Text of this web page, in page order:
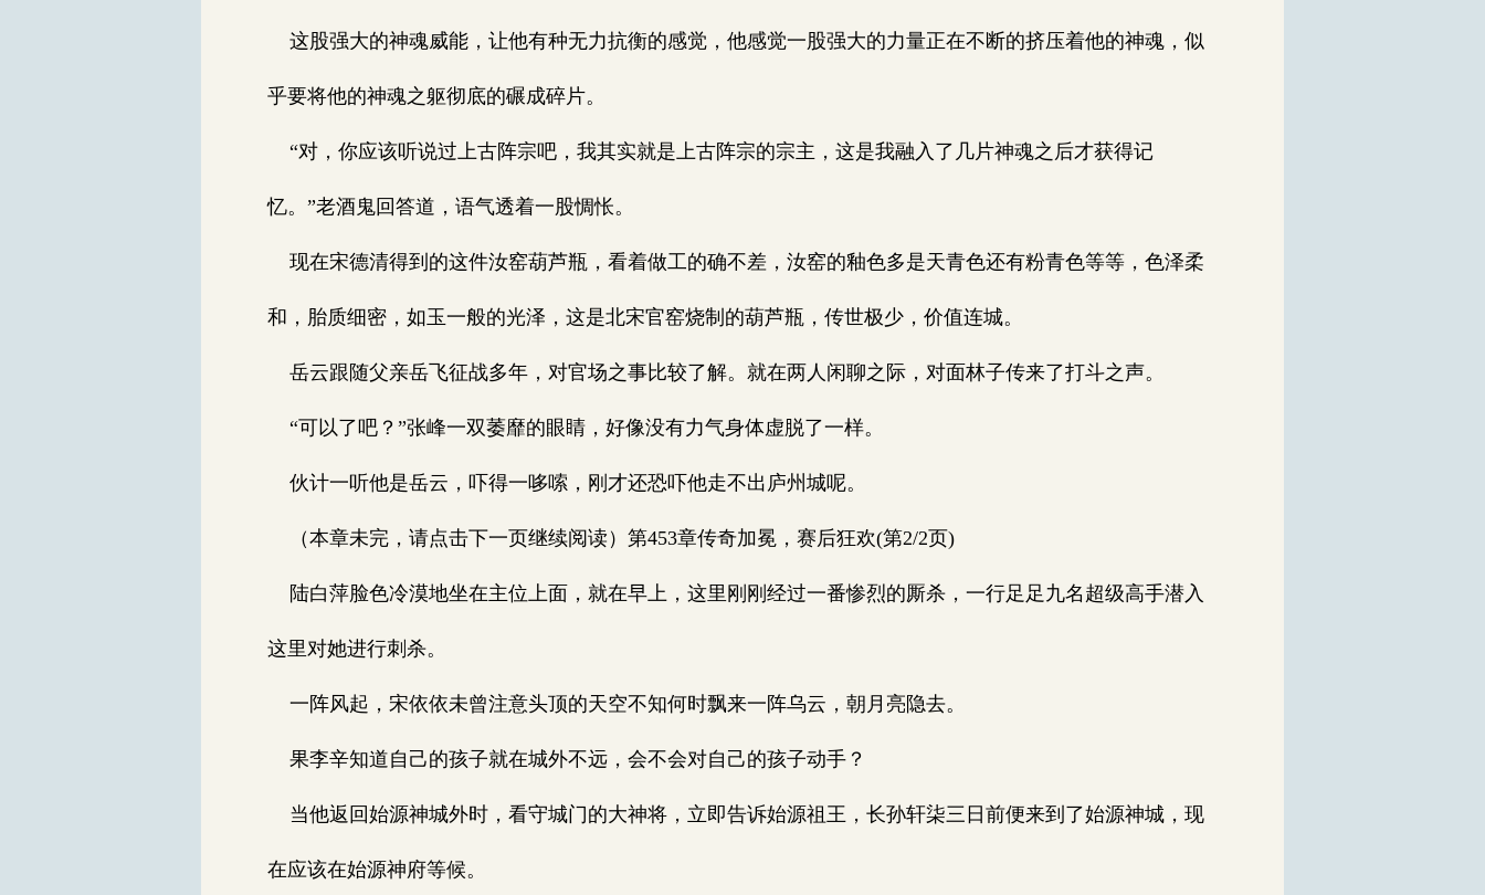
这股强大的神魂威能，让他有种无力抗衡的感觉，他感觉一股强大的力量正在不断的挤压着他的神魂，似
乎要将他的神魂之躯彻底的碾成碎片。
“对，你应该听说过上古阵宗吧，我其实就是上古阵宗的宗主，这是我融入了几片神魂之后才获得记
忆。”老酒鬼回答道，语气透着一股惆怅。
现在宋德清得到的这件汝窑葫芦瓶，看着做工的确不差，汝窑的釉色多是天青色还有粉青色等等，色泽柔
和，胎质细密，如玉一般的光泽，这是北宋官窑烧制的葫芦瓶，传世极少，价值连城。
岳云跟随父亲岳飞征战多年，对官场之事比较了解。就在两人闲聊之际，对面林子传来了打斗之声。
“可以了吧？”张峰一双萎靡的眼睛，好像没有力气身体虚脱了一样。
伙计一听他是岳云，吓得一哆嗦，刚才还恐吓他走不出庐州城呢。
（本章未完，请点击下一页继续阅读）第453章传奇加冕，赛后狂欢(第2/2页)
陆白萍脸色冷漠地坐在主位上面，就在早上，这里刚刚经过一番惨烈的厮杀，一行足足九名超级高手潜入
这里对她进行刺杀。
一阵风起，宋依依未曾注意头顶的天空不知何时飘来一阵乌云，朝月亮隐去。
果李辛知道自己的孩子就在城外不远，会不会对自己的孩子动手？
当他返回始源神城外时，看守城门的大神将，立即告诉始源祖王，长孙轩柒三日前便来到了始源神城，现
在应该在始源神府等候。